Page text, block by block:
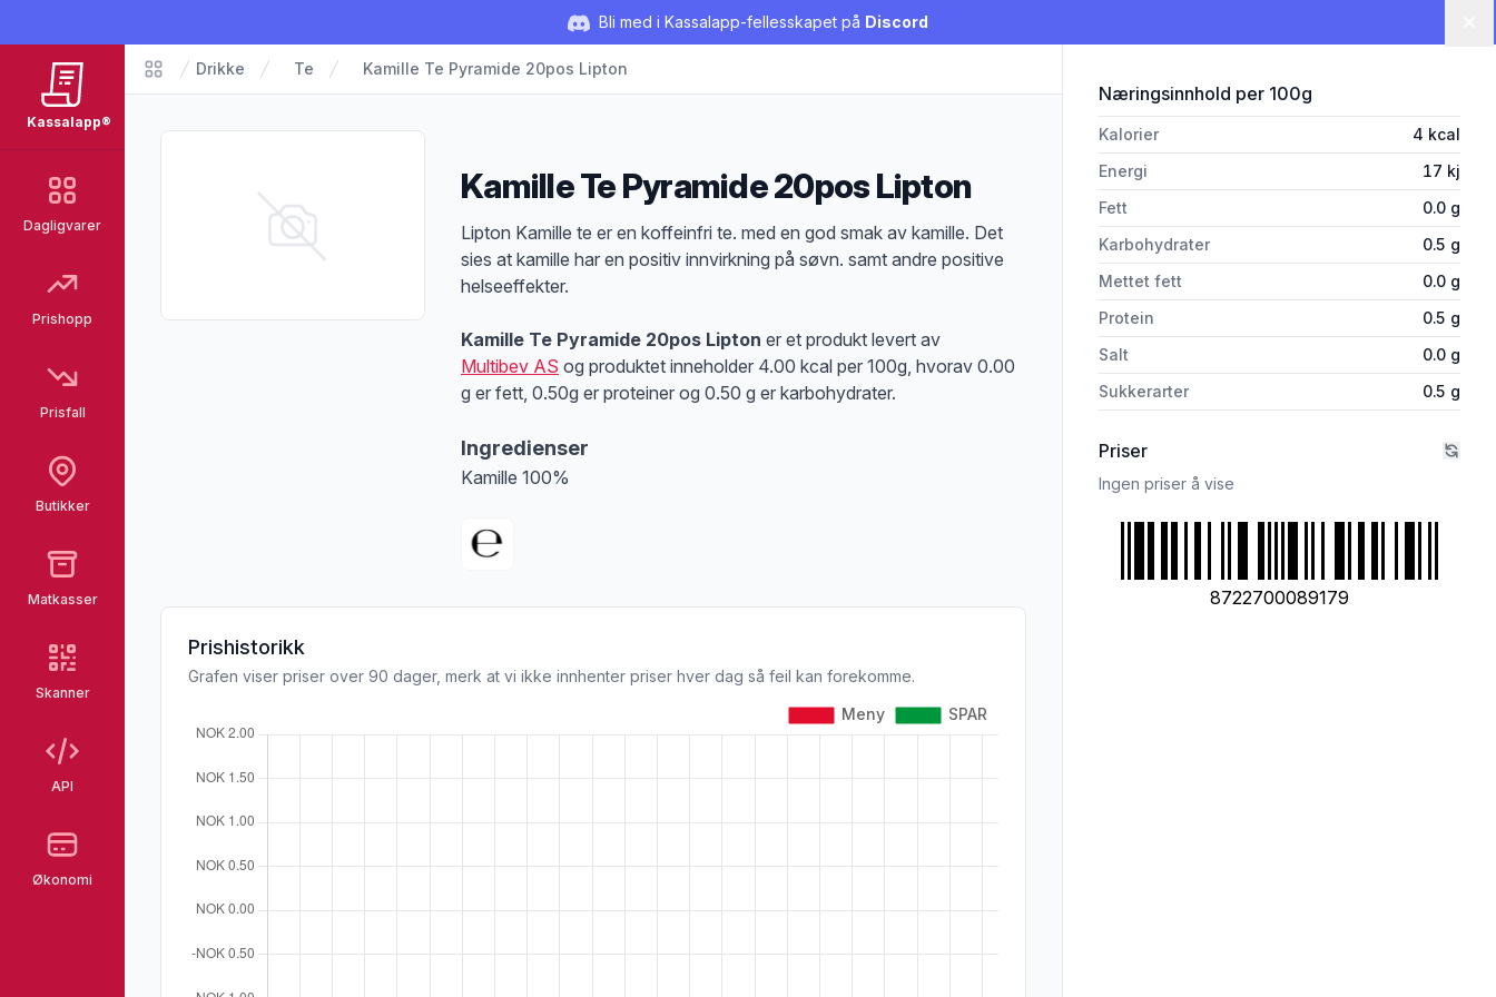
Bli med i Kassalapp-fellesskapet på Discord
Kassalapp®
Dagligvarer
Prishopp
Prisfall
Butikker
Matkasser
Skanner
API
Økonomi
Matvarer
Drikke Te Kamille Te Pyramide 20pos Lipton
Kamille Te Pyramide 20pos Lipton
Produktbeskrivelse
Lipton Kamille te er en koffeinfri te. med en god smak av kamille. Det
sies at kamille har en positiv innvirkning på søvn. samt andre positive
helseeffekter.
Kamille Te Pyramide 20pos Lipton er et produkt levert av
Multibev AS og produktet inneholder 4.00 kcal per 100g, hvorav 0.00
g er fett, 0.50g er proteiner og 0.50 g er karbohydrater.
Ingredienser
Kamille 100%
Prishistorikk
Grafen viser priser over 90 dager, merk at vi ikke innhenter priser hver dag så feil kan forekomme.
Næringsinnhold for 'Kamille Te Pyramide
per 100g
Kalorier 4 kcal
Energi
17 kj
Fett
0.0 g
Karbohydrater
0.5 g
Mettet fett
0.0 g
Protein
0.5 g
Salt
0.0 g
Sukkerarter
0.5 g
Priser
Ingen priser å vise
8722700089179